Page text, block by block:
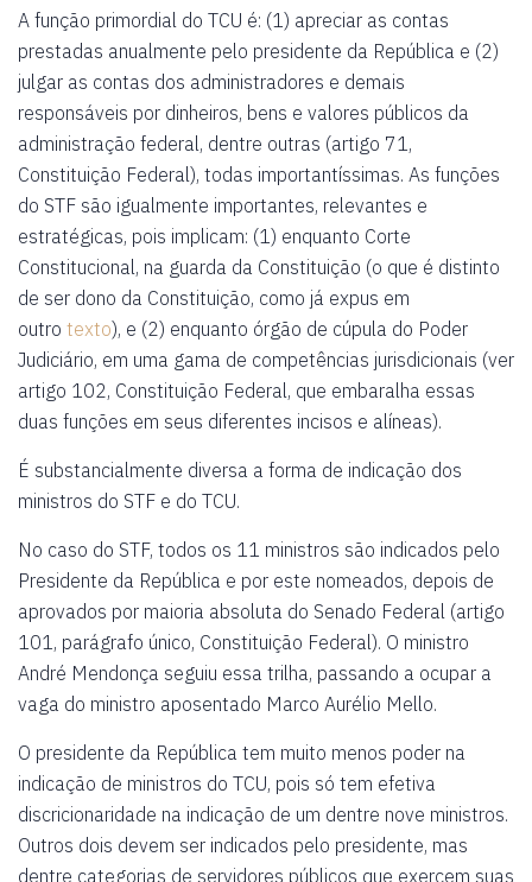
A função primordial do TCU é: (1) apreciar as contas
prestadas anualmente pelo presidente da República e (2)
julgar as contas dos administradores e demais
responsáveis por dinheiros, bens e valores públicos da
administração federal, dentre outras (artigo 71,
Constituição Federal), todas importantíssimas. As funções
do STF são igualmente importantes, relevantes e
estratégicas, pois implicam: (1) enquanto Corte
Constitucional, na guarda da Constituição (o que é distinto
de ser dono da Constituição, como já expus em
outro texto), e (2) enquanto órgão de cúpula do Poder
Judiciário, em uma gama de competências jurisdicionais (ver
artigo 102, Constituição Federal, que embaralha essas
duas funções em seus diferentes incisos e alíneas).
É substancialmente diversa a forma de indicação dos
ministros do STF e do TCU.
No caso do STF, todos os 11 ministros são indicados pelo
Presidente da República e por este nomeados, depois de
aprovados por maioria absoluta do Senado Federal (artigo
101, parágrafo único, Constituição Federal). O ministro
André Mendonça seguiu essa trilha, passando a ocupar a
vaga do ministro aposentado Marco Aurélio Mello.
O presidente da República tem muito menos poder na
indicação de ministros do TCU, pois só tem efetiva
discricionaridade na indicação de um dentre nove ministros.
Outros dois devem ser indicados pelo presidente, mas
dentre categorias de servidores públicos que exercem suas